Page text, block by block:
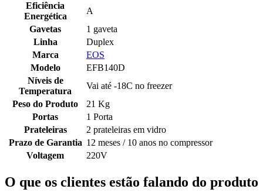
Eficiência
Energética
A
Gavetas
1 gaveta
Linha
Duplex
Marca
EOS
Modelo
EFB140D
Níveis de
Temperatura
Vai até -18C no freezer
Peso do Produto
21 Kg
Portas
1 Porta
Prateleiras
2 prateleiras em vidro
Prazo de Garantia 12 meses / 10 anos no compressor
Voltagem
220V
O que os clientes estão falando do produto